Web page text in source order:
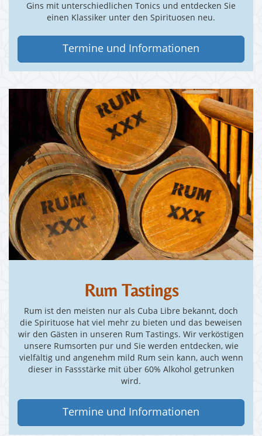
Gins mit unterschiedlichen Tonics und entdecken Sie
einen Klassiker unter den Spirituosen neu.
Termine und Informationen
Rum Tastings
Rum ist den meisten nur als Cuba Libre bekannt, doch
die Spirituose hat viel mehr zu bieten und das beweisen
wir den Gästen in unseren Rum Tastings. Wir verköstigen
unsere Rumsorten pur und Sie werden entdecken, wie
vielfältig und angenehm mild Rum sein kann, auch wenn
dieser in Fassstärke mit über 60% Alkohol getrunken
wird.
Termine und Informationen